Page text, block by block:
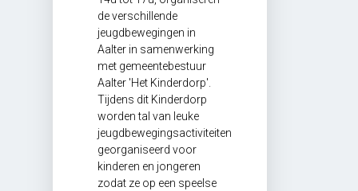
de verschillende
jeugdbewegingen in
Aalter in samenwerking
met gemeentebestuur
Aalter 'Het Kinderdorp'.
Tijdens dit Kinderdorp
worden tal van leuke
jeugdbewegingsactiviteiten
georganiseerd voor
kinderen en jongeren
zodat ze op een speelse